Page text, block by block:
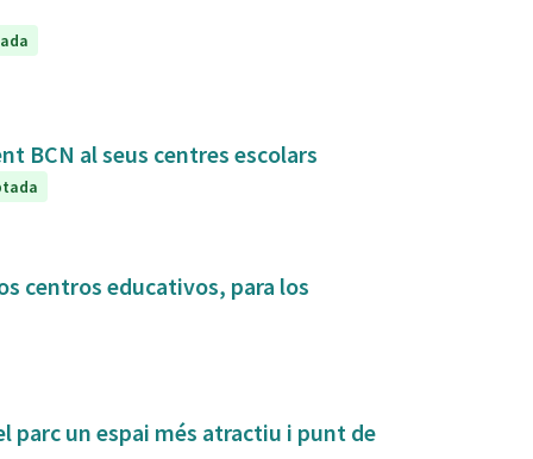
BCN al seus centres escolars
centros educativos, para los
parc un espai més atractiu i punt de